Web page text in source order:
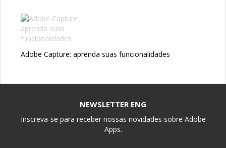
Adobe Capture: aprenda suas funcionalidades
NEWSLETTER ENG
Inscreva-se para receber nossas novidades sobre Adobe
Apps.